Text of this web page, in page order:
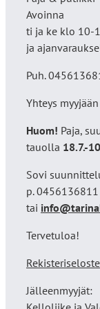
Avoinna
ti ja ke klo 10-
ja
Puh.
Yhteys
Huom! Paja,
tauolla 18.7.-
Sovi
p. 0456136811
tai
Tervetuloa!
Rekisteriseloste
Jälleenmyyjät: